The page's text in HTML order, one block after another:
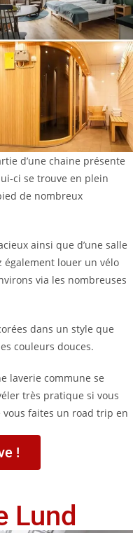
d’une chaine présente
ci se trouve en plein
de nombreux
ainsi que d’une salle
également louer un vélo
via les nombreuses
dans un style que
couleurs douces.
laverie commune se
très pratique si vous
vous faites un road trip en
!
Lund